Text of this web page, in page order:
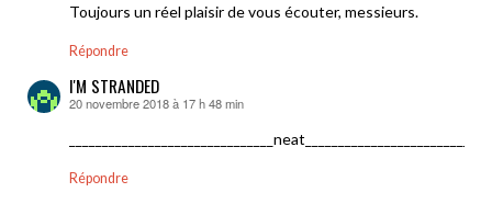
Toujours un réel plaisir de vous écouter, messieurs.
Répondre
I'M STRANDED
dit :
20 novembre 2018 à 17 h 48 min
Répondre